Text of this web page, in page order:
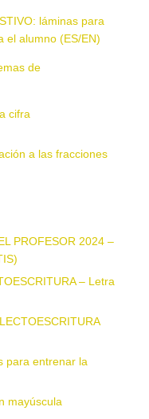
láminas para
el alumno (ES/EN)
de
cifra
a las fracciones
PROFESOR 2024 –
– Letra
para entrenar la
mayúscula